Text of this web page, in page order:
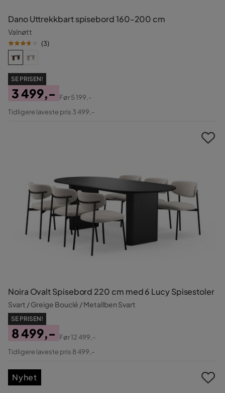
Dano Uttrekkbart spisebord 160-200 cm
Valnøtt
(3)
SE PRISEN!
Pris
3 499,-
Original
Før5 199,-
Tidligere laveste pris 3 499,-
Noira Ovalt Spisebord 220 cm med 6 Lucy Spisestoler
Svart / Greige Bouclé / Metallben Svart
SE PRISEN!
Pris
8 499,-
Original
Før12 499,-
Tidligere laveste pris 8 499,-
Nyhet